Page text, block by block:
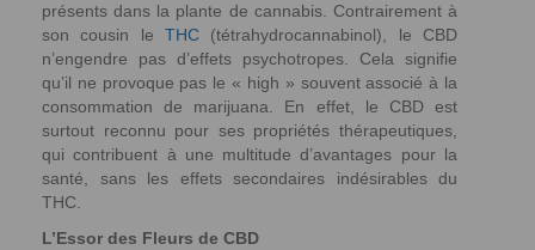
présents dans la plante de cannabis. Contrairement à
son cousin le THC (tétrahydrocannabinol), le CBD
n’engendre pas d’effets psychotropes. Cela signifie
qu’il ne provoque pas le « high » souvent associé à la
consommation de marijuana. En effet, le CBD est
surtout reconnu pour ses propriétés thérapeutiques,
qui contribuent à une multitude d’avantages pour la
santé, sans les effets secondaires indésirables du
THC.
L’Essor des Fleurs de CBD